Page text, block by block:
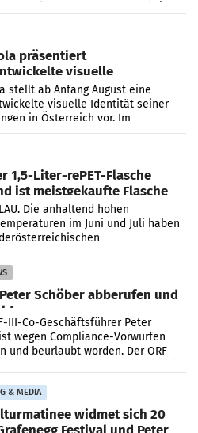
präsentiert
visuelle
stellt ab Anfang August eine
visuelle Identität seiner
in Österreich vor. Im
des Redesigns stehen zentrale
1,5-Liter-rePET-Flasche
ist meistgekaufte Flasche
Die anhaltend hohen
im Juni und Juli haben
Vöslauer zu deutlichen
geführt. Während
Peter Schöber abberufen und
III-Co-Geschäftsführer Peter
wegen Compliance-Vorwürfen
und beurlaubt worden. Der ORF
& MEDIA
widmet sich 20
Festival und Peter